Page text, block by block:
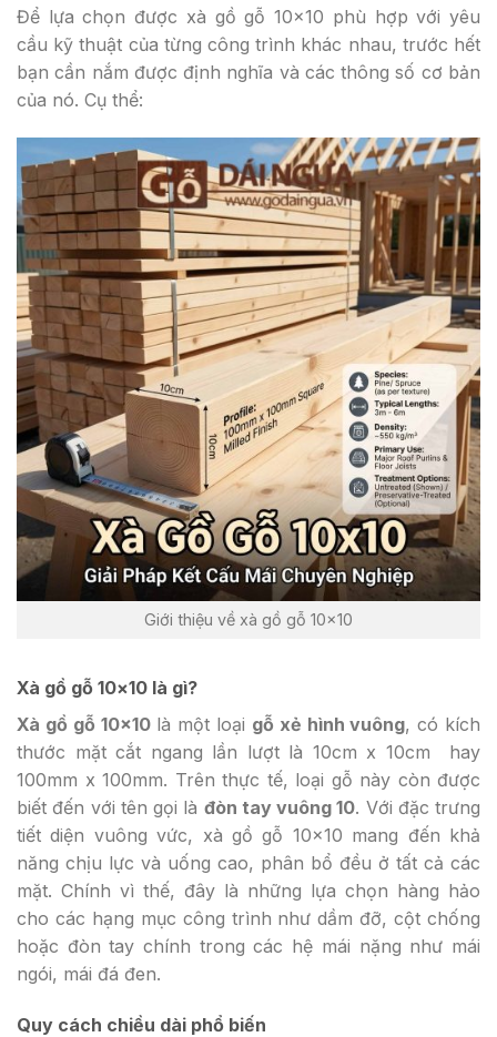
Để lựa chọn được xà gồ gỗ 10×10 phù hợp với yêu
cầu kỹ thuật của từng công trình khác nhau, trước hết
bạn cần nắm được định nghĩa và các thông số cơ bản
của nó. Cụ thể:
Giới thiệu về xà gồ gỗ 10×10
Xà gồ gỗ 10×10 là gì?
Xà gồ gỗ 10×10là một loại gỗ xẻ hình vuông, có kích
thước mặt cắt ngang lần lượt là 10cm x 10cm hay
100mm x 100mm. Trên thực tế, loại gỗ này còn được
biết đến với tên gọi là đòn tay vuông 10. Với đặc trưng
tiết diện vuông vức, xà gồ gỗ 10×10 mang đến khả
năng chịu lực và uống cao, phân bổ đều ở tất cả các
mặt. Chính vì thế, đây là những lựa chọn hàng hảo
cho các hạng mục công trình như dầm đỡ, cột chống
hoặc đòn tay chính trong các hệ mái nặng như mái
ngói, mái đá đen.
Quy cách chiều dài phổ biến